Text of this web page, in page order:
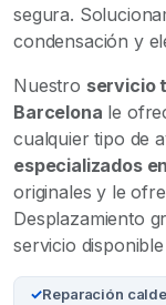
segura.
condensación y
Nuestro servicio
Barcelona le
cualquier tipo de
especializados
originales y le
Desplazamiento
servicio
Reparación